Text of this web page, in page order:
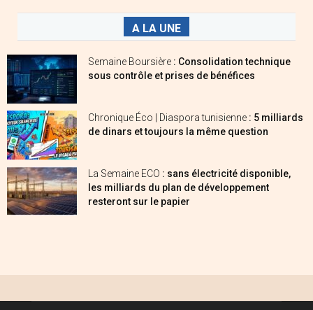
A LA UNE
Semaine Boursière : Consolidation technique
sous contrôle et prises de bénéfices
Chronique Éco | Diaspora tunisienne : 5 milliards
de dinars et toujours la même question
La Semaine ECO : sans électricité disponible,
les milliards du plan de développement
resteront sur le papier